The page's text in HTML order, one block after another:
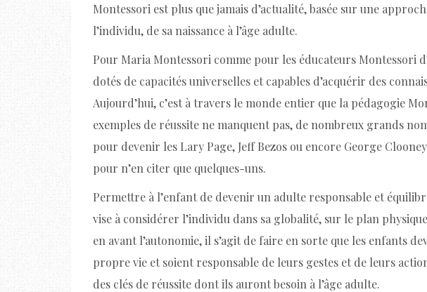
Montessori est plus que jamais d’actualité, basée sur une
l’individu, de sa naissance à l’âge adulte.
Pour Maria Montessori comme pour les éducateurs Montessori
dotés de capacités universelles et capables d’acquérir des
Aujourd’hui, c’est à travers le monde entier que la pédagogie
exemples de réussite ne manquent pas, de nombreux grands
pour devenir les Lary Page, Jeff Bezos ou encore George
pour n’en citer que quelques-uns.
Permettre à l’enfant de devenir un adulte responsable et
vise à considérer l’individu dans sa globalité, sur le plan
en avant l’autonomie, il s’agit de faire en sorte que les enfants
propre vie et soient responsable de leurs gestes et de leurs
des clés de réussite dont ils auront besoin à l’âge adulte.